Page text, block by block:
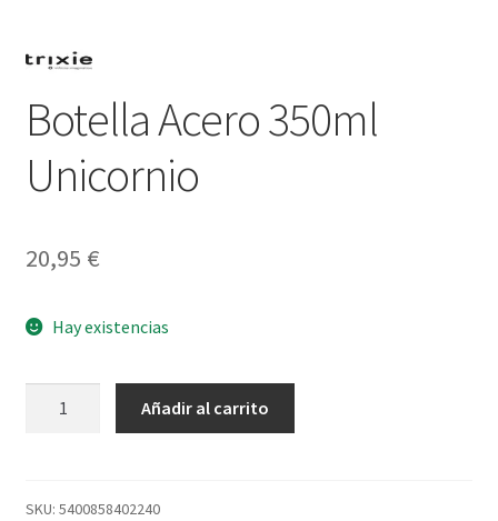
Botella Acero 350ml
Unicornio
20,95 €
Hay existencias
cantidad
Añadir al carrito
SKU: 5400858402240